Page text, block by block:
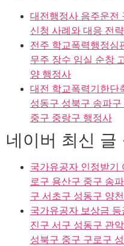
대전행정사 음주운전
신청 사례와 대응 전
전주 학교폭력행정심
무주 장수 임실 순창
양 행정사
대전 학교폭력기한단
성동구 성북구 송파
중구 중랑구 행정사
네이버 최신 글
국가유공자 인정받기
로구 용산구 중구 송
구 서초구 성동구 양
국가유공자 보상금
진구 서구 성동구 관
성북구 중구 구로구